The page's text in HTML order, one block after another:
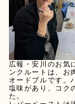
広報・安川のお気
ンクルートは、お
オードブルです。
塩味があり、コク
た。